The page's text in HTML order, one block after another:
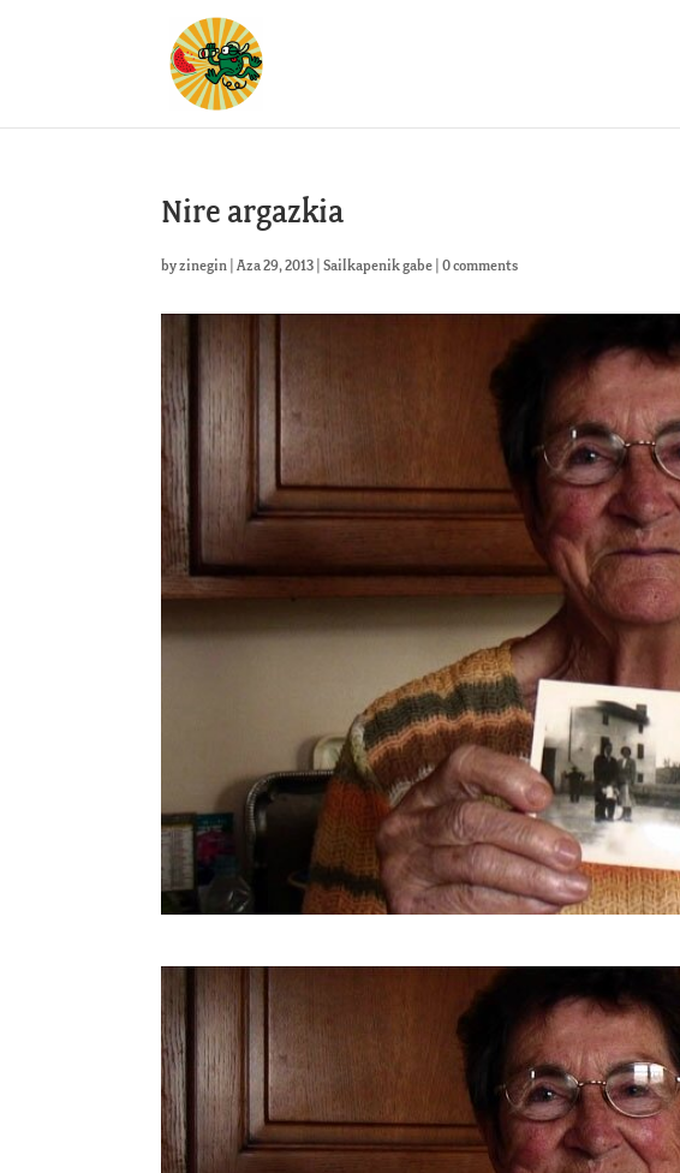
Nire argazkia
byzinegin |Aza 29, 2013 |Sailkapenik gabe |0 comments